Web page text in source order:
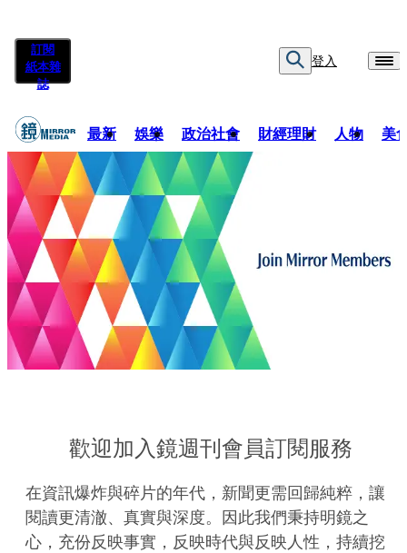
訂閱
紙本雜
誌
登入
最新 娛樂 政治社會 財經理財 人物 美
歡迎加入鏡週刊會員訂閱服務
在資訊爆炸與碎片的年代，新聞更需回歸純粹，讓
閱讀更清澈、真實與深度。因此我們秉持明鏡之
心，充份反映事實，反映時代與反映人性，持續挖